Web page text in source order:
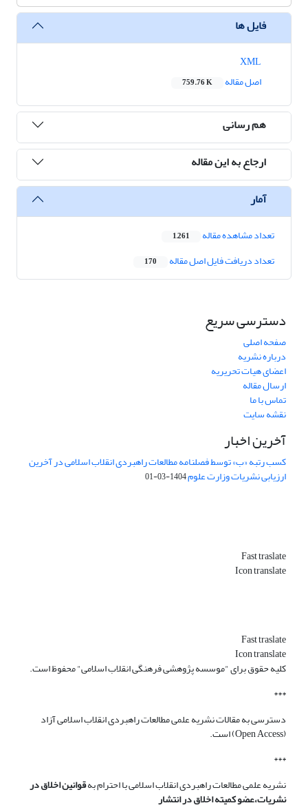
فایل ها
اصل مقاله
759.76 K
هم رسانی
ارجاع به این مقاله
آمار
تعداد مشاهده مقاله 1,261
تعداد دریافت فایل اصل مقاله 170
دسترسی سریع
صفحه اصلی
درباره نشریه
اعضای هیات تحریریه
ارسال مقاله
تماس با ما
نقشه سایت
آخرین اخبار
کسب رتبه «ب» توسط فصلنامه مطالعات راهبردی انقلاب اسلامی در آخرین
ارزیابی نشریات وزارت علوم1404-03-01
Fast traslate
Icon translate
Fast traslate
Icon translate
کلیه حقوق برای "موسسه پژوهشی فرهنگی انقلاب اسلامی" محفوظ است.
***
دسترسی به مقالات نشریه علمی مطالعات راهبردی انقلاب اسلامی آزاد
(Open Access) است.
***
نشریه علمی مطالعات راهبردی انقلاب اسلامی با احترام بهقوانین اخلاق در
نشریات،عضو کمیته اخلاق در انتشار